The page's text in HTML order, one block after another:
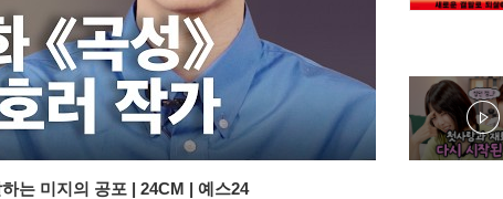
는 미지의 공포 | 24CM | 예스24